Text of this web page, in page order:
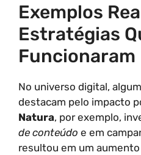
Exemplos
Estratégias
Funcionaram
No universo digital,
destacam pelo impacto
Natura, por exemplo,
de conteúdo e em
resultou em um